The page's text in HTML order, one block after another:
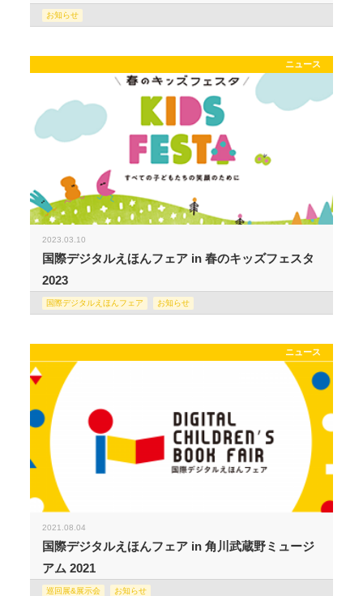
お知らせ
ニュース
2023.03.10
国際デジタルえほんフェア in 春のキッズフェスタ
2023
国際デジタルえほんフェア お知らせ
ニュース
2021.08.04
国際デジタルえほんフェア in 角川武蔵野ミュージ
アム 2021
巡回展&展示会 お知らせ